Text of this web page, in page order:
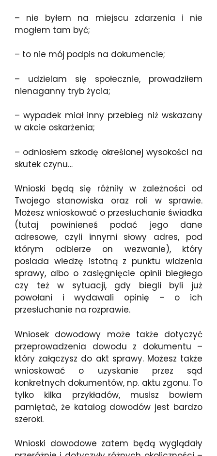
– nie byłem na miejscu zdarzenia i nie
mogłem tam być;
– to nie mój podpis na dokumencie;
– udzielam się społecznie, prowadziłem
nienaganny tryb życia;
– wypadek miał inny przebieg niż wskazany
w akcie oskarżenia;
– odniosłem szkodę określonej wysokości na
skutek czynu…
Wnioski będą się różniły w zależności od
Twojego stanowiska oraz roli w sprawie.
Możesz wnioskować o przesłuchanie świadka
(tutaj powinieneś podać jego dane
adresowe, czyli innymi słowy adres, pod
którym odbierze on wezwanie), który
posiada wiedzę istotną z punktu widzenia
sprawy, albo o zasięgnięcie opinii biegłego
czy też w sytuacji, gdy biegli byli już
powołani i wydawali opinię – o ich
przesłuchanie na rozprawie.
Wniosek dowodowy może także dotyczyć
przeprowadzenia dowodu z dokumentu –
który załączysz do akt sprawy. Możesz także
wnioskować o uzyskanie przez sąd
konkretnych dokumentów, np. aktu zgonu. To
tylko kilka przykładów, musisz bowiem
pamiętać, że katalog dowodów jest bardzo
szeroki.
Wnioski dowodowe zatem będą wyglądały